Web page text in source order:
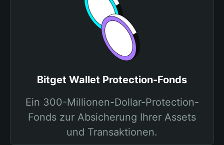
Bitget Wallet Protection-Fonds
Ein 300-Millionen-Dollar-Protection-
Fonds zur Absicherung Ihrer Assets
und Transaktionen.